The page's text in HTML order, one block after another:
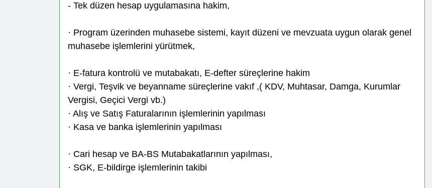
- Tek düzen hesap uygulamasına hakim,
· Program üzerinden muhasebe sistemi, kayıt düzeni ve mevzuata uygun olarak genel
muhasebe işlemlerini yürütmek,
· E-fatura kontrolü ve mutabakatı, E-defter süreçlerine hakim
· Vergi, Teşvik ve beyanname süreçlerine vakıf ,( KDV, Muhtasar, Damga, Kurumlar
Vergisi, Geçici Vergi vb.)
· Alış ve Satış Faturalarının işlemlerinin yapılması
· Kasa ve banka işlemlerinin yapılması
· Cari hesap ve BA-BS Mutabakatlarının yapılması,
· SGK, E-bildirge işlemlerinin takibi